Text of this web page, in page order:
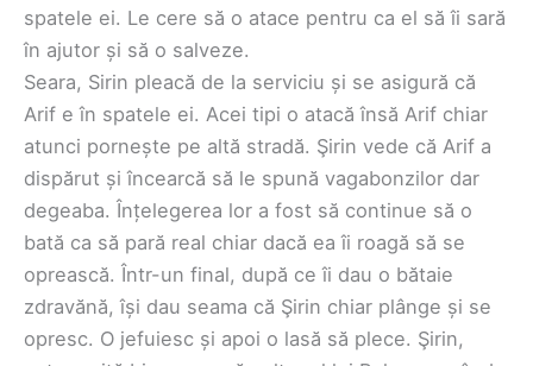
spatele ei. Le cere să o atace pentru ca el să îi sară
în ajutor și să o salveze.
Seara, Sirin pleacă de la serviciu și se asigură că
Arif e în spatele ei. Acei tipi o atacă însă Arif chiar
atunci pornește pe altă stradă. Şirin vede că Arif a
dispărut și încearcă să le spună vagabonzilor dar
degeaba. Înțelegerea lor a fost să continue să o
bată ca să pară real chiar dacă ea îi roagă să se
oprească. Într-un final, după ce îi dau o bătaie
zdravănă, își dau seama că Şirin chiar plânge și se
opresc. O jefuiesc și apoi o lasă să plece. Şirin,